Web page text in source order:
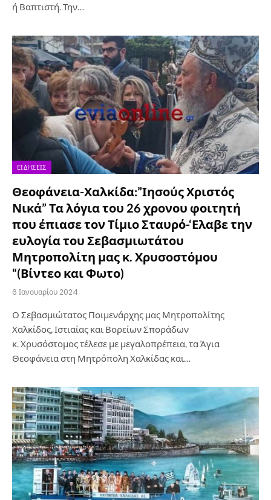
ή Βαπτιστή. Την…
ΕΙΔΉΣΕΙΣ
Θεοφάνεια-Χαλκίδα:”Ιησούς Χριστός
Νικά” Τα λόγια του 26 χρονου φοιτητή
που έπιασε τον Τίμιο Σταυρό-‘Ελαβε την
ευλογία του Σεβασμιωτάτου
Μητροπολίτη μας κ. Χρυσοστόμου
“(Βίντεο και Φωτο)
6 Ιανουαρίου 2024
Ο Σεβασμιώτατος Ποιμενάρχης μας Μητροπολίτης
Χαλκίδος, Ιστιαίας και Βορείων Σποράδων
κ. Χρυσόστομος τέλεσε με μεγαλοπρέπεια, τα Άγια
Θεοφάνεια στη Μητρόπολη Χαλκίδας και…